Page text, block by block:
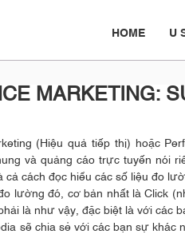
HOME U
MARKETING:
(Hiệu quả tiếp thị) hoặc
và quảng cáo trực tuyến nói
cả cách đọc hiểu các số liệu đo
lường đó, cơ bản nhất là Click
là như vậy, đặc biệt là với các
sẽ chia sẻ với các bạn sự